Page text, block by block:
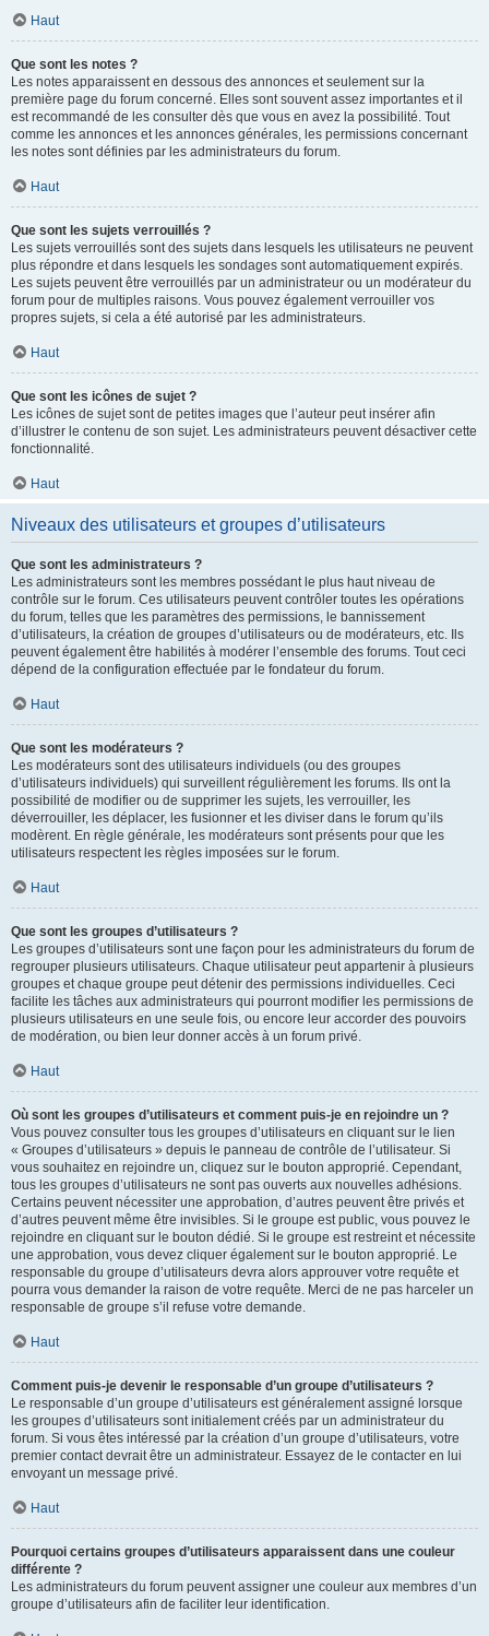
Haut
Que sont les notes ?
Les notes apparaissent en dessous des annonces et seulement sur la
première page du forum concerné. Elles sont souvent assez importantes et il
est recommandé de les consulter dès que vous en avez la possibilité. Tout
comme les annonces et les annonces générales, les permissions concernant
les notes sont définies par les administrateurs du forum.
Haut
Que sont les sujets verrouillés ?
Les sujets verrouillés sont des sujets dans lesquels les utilisateurs ne peuvent
plus répondre et dans lesquels les sondages sont automatiquement expirés.
Les sujets peuvent être verrouillés par un administrateur ou un modérateur du
forum pour de multiples raisons. Vous pouvez également verrouiller vos
propres sujets, si cela a été autorisé par les administrateurs.
Haut
Que sont les icônes de sujet ?
Les icônes de sujet sont de petites images que l’auteur peut insérer afin
d’illustrer le contenu de son sujet. Les administrateurs peuvent désactiver cette
fonctionnalité.
Haut
Niveaux des utilisateurs et groupes d’utilisateurs
Que sont les administrateurs ?
Les administrateurs sont les membres possédant le plus haut niveau de
contrôle sur le forum. Ces utilisateurs peuvent contrôler toutes les opérations
du forum, telles que les paramètres des permissions, le bannissement
d’utilisateurs, la création de groupes d’utilisateurs ou de modérateurs, etc. Ils
peuvent également être habilités à modérer l’ensemble des forums. Tout ceci
dépend de la configuration effectuée par le fondateur du forum.
Haut
Que sont les modérateurs ?
Les modérateurs sont des utilisateurs individuels (ou des groupes
d’utilisateurs individuels) qui surveillent régulièrement les forums. Ils ont la
possibilité de modifier ou de supprimer les sujets, les verrouiller, les
déverrouiller, les déplacer, les fusionner et les diviser dans le forum qu’ils
modèrent. En règle générale, les modérateurs sont présents pour que les
utilisateurs respectent les règles imposées sur le forum.
Haut
Que sont les groupes d’utilisateurs ?
Les groupes d’utilisateurs sont une façon pour les administrateurs du forum de
regrouper plusieurs utilisateurs. Chaque utilisateur peut appartenir à plusieurs
groupes et chaque groupe peut détenir des permissions individuelles. Ceci
facilite les tâches aux administrateurs qui pourront modifier les permissions de
plusieurs utilisateurs en une seule fois, ou encore leur accorder des pouvoirs
de modération, ou bien leur donner accès à un forum privé.
Haut
Où sont les groupes d’utilisateurs et comment puis-je en rejoindre un ?
Vous pouvez consulter tous les groupes d’utilisateurs en cliquant sur le lien
« Groupes d’utilisateurs » depuis le panneau de contrôle de l’utilisateur. Si
vous souhaitez en rejoindre un, cliquez sur le bouton approprié. Cependant,
tous les groupes d’utilisateurs ne sont pas ouverts aux nouvelles adhésions.
Certains peuvent nécessiter une approbation, d’autres peuvent être privés et
d’autres peuvent même être invisibles. Si le groupe est public, vous pouvez le
rejoindre en cliquant sur le bouton dédié. Si le groupe est restreint et nécessite
une approbation, vous devez cliquer également sur le bouton approprié. Le
responsable du groupe d’utilisateurs devra alors approuver votre requête et
pourra vous demander la raison de votre requête. Merci de ne pas harceler un
responsable de groupe s’il refuse votre demande.
Haut
Comment puis-je devenir le responsable d’un groupe d’utilisateurs ?
Le responsable d’un groupe d’utilisateurs est généralement assigné lorsque
les groupes d’utilisateurs sont initialement créés par un administrateur du
forum. Si vous êtes intéressé par la création d’un groupe d’utilisateurs, votre
premier contact devrait être un administrateur. Essayez de le contacter en lui
envoyant un message privé.
Haut
Pourquoi certains groupes d’utilisateurs apparaissent dans une couleur
différente ?
Les administrateurs du forum peuvent assigner une couleur aux membres d’un
groupe d’utilisateurs afin de faciliter leur identification.